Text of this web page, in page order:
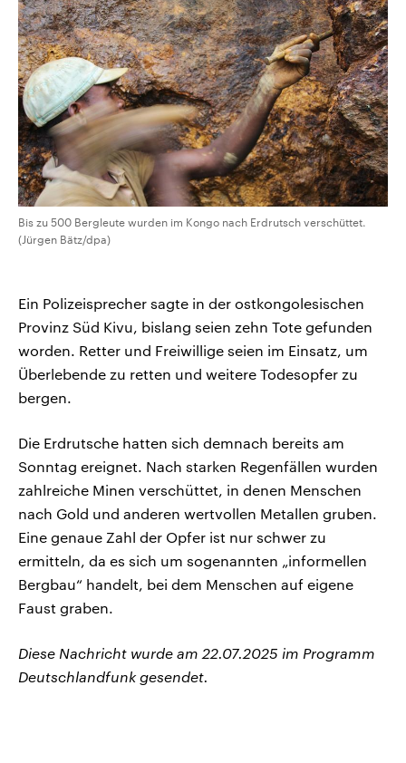
und Hintergründe zu den Parteien
und Kandidaten der anstehenden
Wahl.
Sendungen Programm Podcasts
Audio-Archiv
Bis zu 500 Bergleute wurden im Kongo nach Erdrutsch verschüttet.
(Jürgen Bätz/dpa)
Ein Polizeisprecher sagte in der ostkongolesischen
Provinz Süd Kivu, bislang seien zehn Tote gefunden
worden. Retter und Freiwillige seien im Einsatz, um
Überlebende zu retten und weitere Todesopfer zu
bergen.
Die Erdrutsche hatten sich demnach bereits am
Sonntag ereignet. Nach starken Regenfällen wurden
zahlreiche Minen verschüttet, in denen Menschen
nach Gold und anderen wertvollen Metallen gruben.
Eine genaue Zahl der Opfer ist nur schwer zu
ermitteln, da es sich um sogenannten „informellen
Bergbau“ handelt, bei dem Menschen auf eigene
Faust graben.
Diese Nachricht wurde am 22.07.2025 im Programm
Deutschlandfunk gesendet.